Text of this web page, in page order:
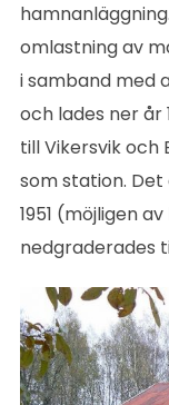
omlastning av
i samband med
och lades ner
till Vikersvik
som station.
1951 (möjligen
nedgraderades